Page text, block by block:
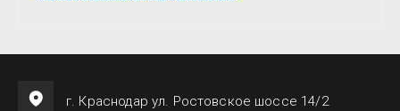
г. Краснодар ул. Ростовское шоссе 14/2